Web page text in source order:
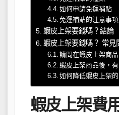
如何申請免運補貼
免運補貼的注意事項
蝦皮上架要錢嗎？結論
蝦皮上架要錢嗎？ 常見
請問在蝦皮上架商
蝦皮上架商品後，
如何降低蝦皮上架的
蝦皮上架費